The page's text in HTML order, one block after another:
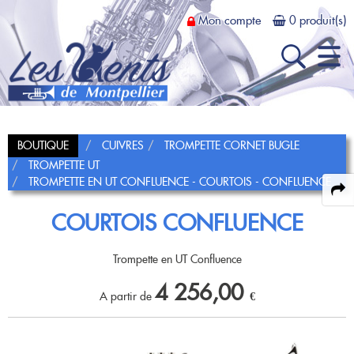
Mon compte 0 produit(s)
Actus et Promos
Magasin
Présentation
Contrat achat-test
Tarifs et conditionsFLÛTE TRAVERSIÈRE
Cuivres
Recherche
BOUTIQUE CUIVRES
TROMPETTE CORNET BUGLE
TROMPETTE UT
TROMPETTE EN UT CONFLUENCE - COURTOIS - CONFLUENCE
COURTOIS CONFLUENCE
Trompette en UT Confluence
A partir de 4 256,00 €